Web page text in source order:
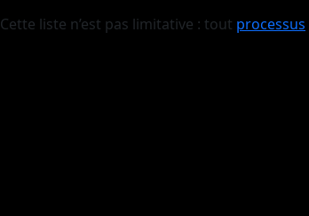
Cette liste n’est pas limitative : tout processus